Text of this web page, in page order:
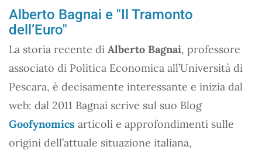
Alberto Bagnai e "Il Tramonto
dell’Euro"
La storia recente di Alberto Bagnai, professore
associato di Politica Economica all’Università di
Pescara, è decisamente interessante e inizia dal
web: dal 2011 Bagnai scrive sul suo Blog
Goofynomics articoli e approfondimenti sulle
origini dell’attuale situazione italiana,